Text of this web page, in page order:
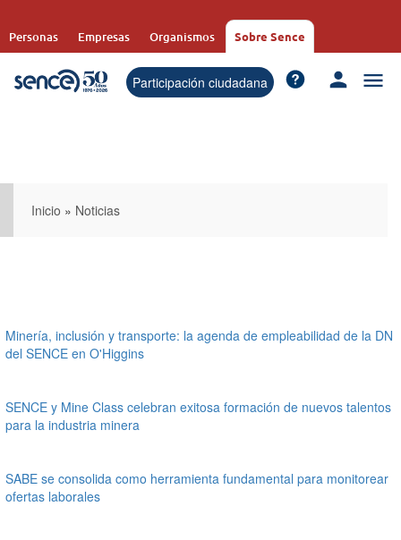
contenido
Personas Empresas Organismos Sobre Sence
Participación ciudadana
Inicio » Noticias
Minería, inclusión y transporte: la agenda de empleabilidad de la DN
del SENCE en O'Higgins
SENCE y Mine Class celebran exitosa formación de nuevos talentos
para la industria minera
SABE se consolida como herramienta fundamental para monitorear
ofertas laborales